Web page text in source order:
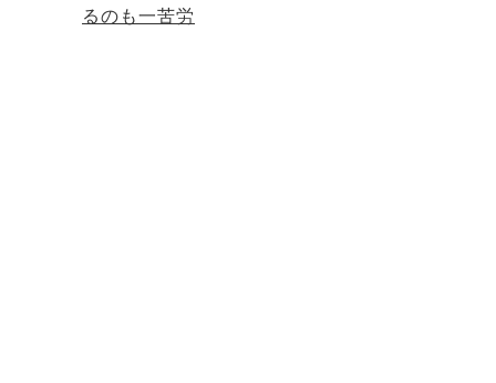
るのも一苦労